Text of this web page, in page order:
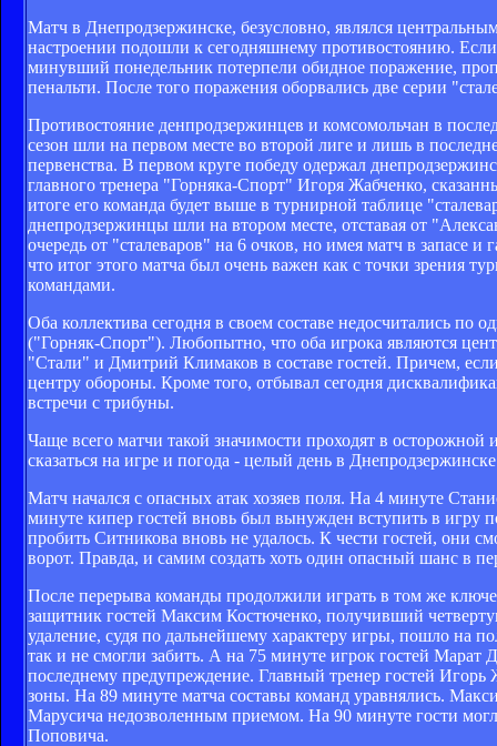
Матч в Днепродзержинске, безусловно, являлся
настроении подошли к сегодняшнему противостоянию.
минувший понедельник потерпели обидное поражение,
пенальти. После того поражения оборвались две серии
Противостояние денпродзержинцев и комсомольчан в
сезон шли на первом месте во второй лиге и лишь в
первенства. В первом круге победу одержал
главного тренера "Горняка-Спорт" Игоря Жабченко,
итоге его команда будет выше в турнирной таблице
днепродзержинцы шли на втором месте, отставая от
очередь от "сталеваров" на 6 очков, но имея матч в запасе
что итог этого матча был очень важен как с точки зрения
командами.
Оба коллектива сегодня в своем составе недосчитались
("Горняк-Спорт"). Любопытно, что оба игрока являются
"Стали" и Дмитрий Климаков в составе гостей. Причем,
центру обороны. Кроме того, отбывал сегодня
встречи с трибуны.
Чаще всего матчи такой значимости проходят в
сказаться на игре и погода - целый день в
Матч начался с опасных атак хозяев поля. На 4 минуте
минуте кипер гостей вновь был вынужден вступить в игру
пробить Ситникова вновь не удалось. К чести гостей, они
ворот. Правда, и самим создать хоть один опасный шанс в
После перерыва команды продолжили играть в том же
защитник гостей Максим Костюченко, получивший
удаление, судя по дальнейшему характеру игры, пошло на
так и не смогли забить. А на 75 минуте игрок гостей
последнему предупреждение. Главный тренер гостей Игорь
зоны. На 89 минуте матча составы команд уравнялись.
Марусича недозволенным приемом. На 90 минуте гости
Поповича.